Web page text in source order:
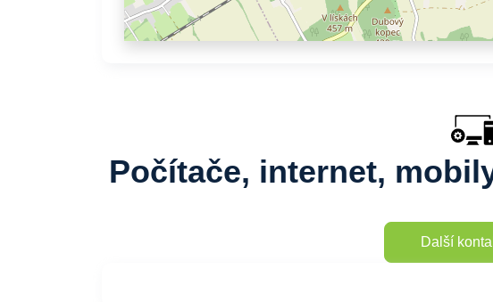
Počítače, internet,
Další